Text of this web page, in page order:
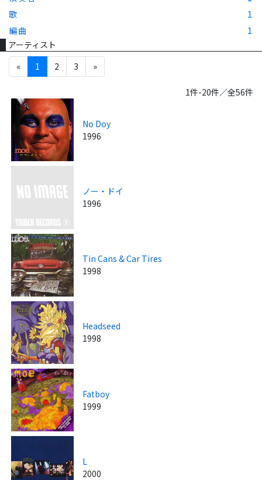
歌
1
編曲
1
アーティスト
«
1 2 3 »
1件-20件／全56件
No Doy
1996
ノー・ドイ
1996
Tin Cans & Car Tires
1998
Headseed
1998
Fatboy
1999
L
2000